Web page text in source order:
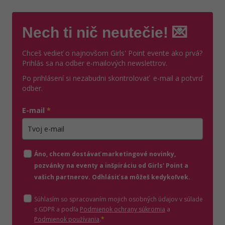
Nech ti nič neutečie! 💌
Chceš vedieť o najnovšom Girls' Point evente ako prvá?
Prihlás sa na odber e-mailových newslettrov.
Po prihlásení si nezabudni skontrolovať e-mail a potvrď
odber.
E-mail *
Áno, chcem dostávať marketingové novinky,
pozvánky na eventy a inšpiráciu od Girls' Point a
vašich partnerov. Odhlásiť sa môžeš kedykoľvek.
Súhlasím so spracovaním mojich osobných údajov v súlade
s GDPR a podľa Podmienok ochrany súkromia (otvorí sa v novom
a
Podmienok používania(otvorí sa v novom okne)
.*